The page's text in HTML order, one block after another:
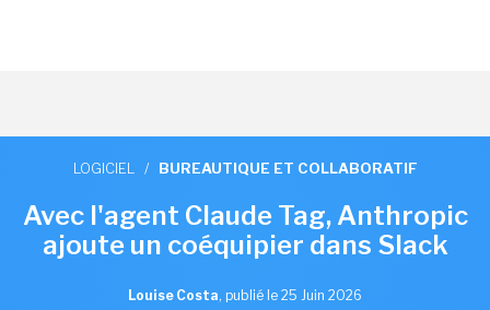
LOGICIEL / BUREAUTIQUE ET COLLABORATIF
Avec l'agent Claude Tag, Anthropic
ajoute un coéquipier dans Slack
Louise Costa, publié le 25 Juin 2026